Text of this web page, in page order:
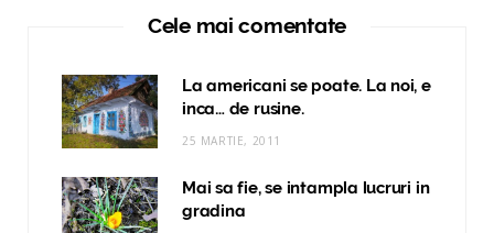
Cele mai comentate
La americani se poate. La noi, e
inca… de rusine.
25 MARTIE, 2011
Mai sa fie, se intampla lucruri in
gradina